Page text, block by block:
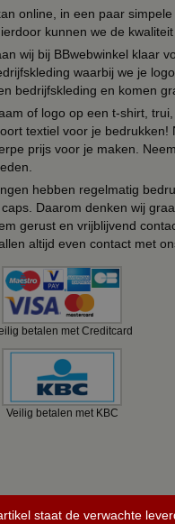
online, in een paar
kunnen we de
wij bij BBwebwinkel klaar
waarbij we je
bedrijfskleding en komen
of logo op een t-shirt,
textiel voor je
prijs voor je maken.
hebben regelmatig
Daarom denken wij
gerust en vrijblijvend
altijd even contact met
betalen met Creditcard
Veilig betalen met KBC
staat de verwachte